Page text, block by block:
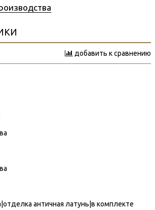
добавить к сравнению
античная латунь|в комплекте